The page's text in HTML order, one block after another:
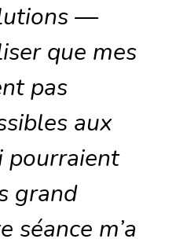
—
que mes
pas
aux
pourraient
grand
séance m’a